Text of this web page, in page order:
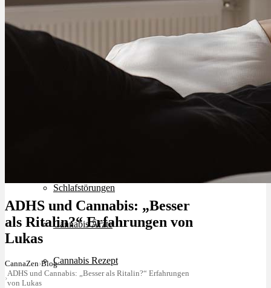
Chronische Schmerzen
ADHS
Schlafstörungen
Cannabis Ärzte
Cannabis Rezept
ADHS und Cannabis: „Besser
als Ritalin?“ Erfahrungen von
Lukas
CannaZen›Blog
›
ADHS und Cannabis: „Besser als Ritalin?“ Erfahrungen
von Lukas